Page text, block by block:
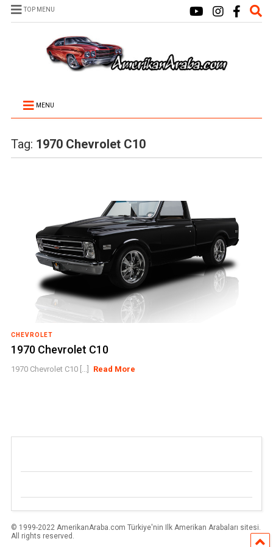
TOP MENU
MENU
Tag: 1970 Chevrolet C10
CHEVROLET
1970 Chevrolet C10
1970 Chevrolet C10 [...] Read More
© 1999-2022 AmerikanAraba.com Türkiye'nin Ilk Amerikan Arabaları sitesi.
All rights reserved.